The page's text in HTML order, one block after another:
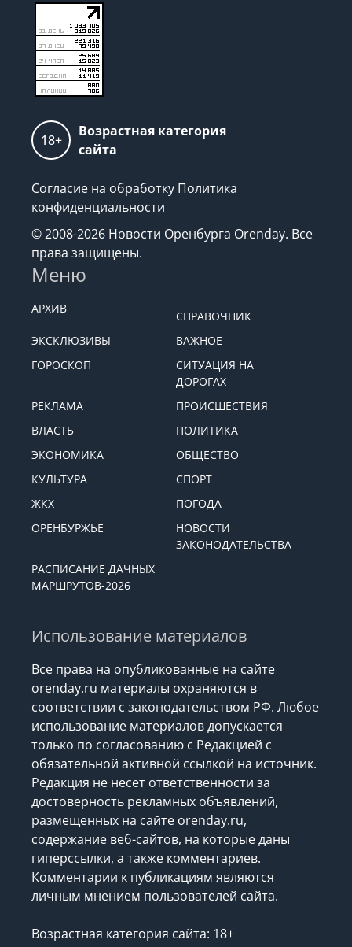
18+
Возрастная категория
сайта
Согласие на обработку Политика
конфиденциальности
© 2008-2026 Новости Оренбурга Orenday. Все
права защищены.
Меню
АРХИВ
СПРАВОЧНИК
ЭКСКЛЮЗИВЫ
ВАЖНОЕ
ГОРОСКОП
СИТУАЦИЯ НА
ДОРОГАХ
РЕКЛАМА
ПРОИСШЕСТВИЯ
ВЛАСТЬ
ПОЛИТИКА
ЭКОНОМИКА
ОБЩЕСТВО
КУЛЬТУРА
СПОРТ
ЖКХ
ПОГОДА
ОРЕНБУРЖЬЕ
НОВОСТИ
ЗАКОНОДАТЕЛЬСТВА
РАСПИСАНИЕ ДАЧНЫХ
МАРШРУТОВ-2026
Использование материалов
Все права на опубликованные на сайте
orenday.ru материалы охраняются в
соответствии с законодательством РФ. Любое
использование материалов допускается
только по согласованию с Редакцией с
обязательной активной ссылкой на источник.
Редакция не несет ответственности за
достоверность рекламных объявлений,
размещенных на сайте orenday.ru,
содержание веб-сайтов, на которые даны
гиперссылки, а также комментариев.
Комментарии к публикациям являются
личным мнением пользователей сайта.
Возрастная категория сайта: 18+